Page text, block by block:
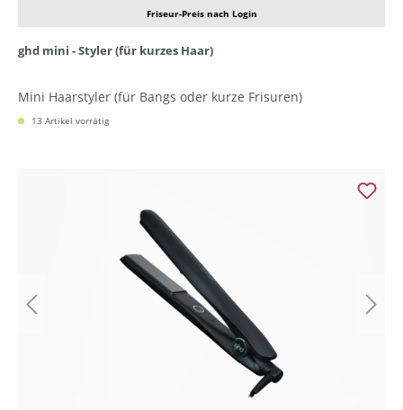
Friseur-Preis nach Login
ghd mini - Styler (für kurzes Haar)
Mini Haarstyler (für Bangs oder kurze Frisuren)
13 Artikel vorrätig